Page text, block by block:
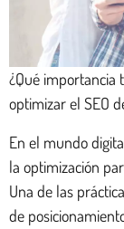
¿Qué importancia
optimizar el SEO
En el mundo
la optimización
Una de las
de